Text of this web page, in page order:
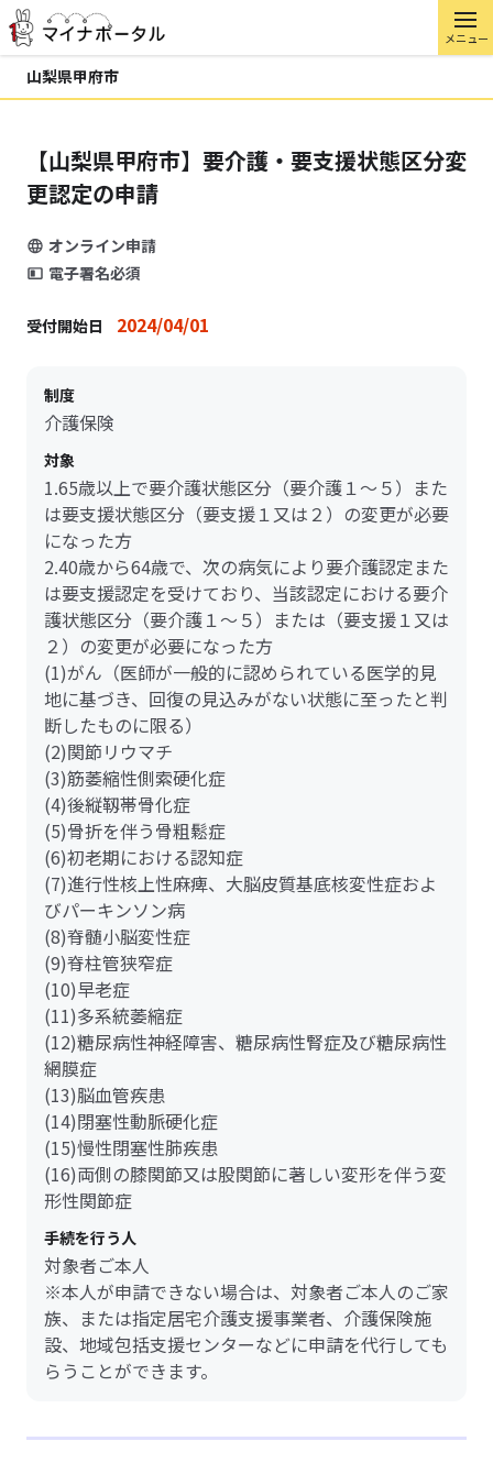
メニュー
山梨県甲府市
【山梨県甲府市】要介護・要支援状態区分変
更認定の申請
オンライン申請
電子署名必須
受付開始日 2024/04/01
制度
介護保険
対象
1.65歳以上で要介護状態区分（要介護１～５）また
は要支援状態区分（要支援１又は２）の変更が必要
になった方
2.40歳から64歳で、次の病気により要介護認定また
は要支援認定を受けており、当該認定における要介
護状態区分（要介護１～５）または（要支援１又は
２）の変更が必要になった方
(1)がん（医師が一般的に認められている医学的見
地に基づき、回復の見込みがない状態に至ったと判
断したものに限る）
(2)関節リウマチ
(3)筋萎縮性側索硬化症
(4)後縦靱帯骨化症
(5)骨折を伴う骨粗鬆症
(6)初老期における認知症
(7)進行性核上性麻痺、大脳皮質基底核変性症およ
びパーキンソン病
(8)脊髄小脳変性症
(9)脊柱管狭窄症
(10)早老症
(11)多系統萎縮症
(12)糖尿病性神経障害、糖尿病性腎症及び糖尿病性
網膜症
(13)脳血管疾患
(14)閉塞性動脈硬化症
(15)慢性閉塞性肺疾患
(16)両側の膝関節又は股関節に著しい変形を伴う変
形性関節症
手続を行う人
対象者ご本人
※本人が申請できない場合は、対象者ご本人のご家
族、または指定居宅介護支援事業者、介護保険施
設、地域包括支援センターなどに申請を代行しても
らうことができます。